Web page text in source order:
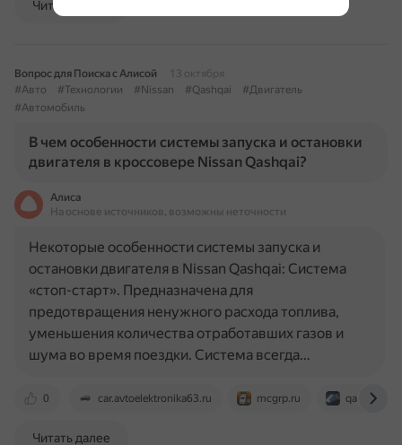
Читать далее
Вопрос для Поиска с Алисой
13 октября
#Авто
#Технологии #Nissan #Qashqai
#Двигатель
#Автомобиль
В чем особенности системы запуска и остановки
двигателя в кроссовере Nissan Qashqai?
Алиса
На основе источников, возможны неточности
0 car.avtoelektronika63.ru mcgrp.ru
Некоторые особенности системы запуска и
остановки двигателя в Nissan Qashqai: Система
«стоп-старт». Предназначена для
предотвращения ненужного расхода топлива,
уменьшения количества отработавших газов и
шума во время поездки. Система всегда…
Читать далее